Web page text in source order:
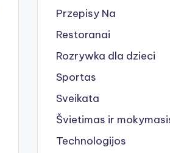
Przepisy Na
Restoranai
Rozrywka dla dzieci
Sportas
Sveikata
Švietimas ir
Technologijos